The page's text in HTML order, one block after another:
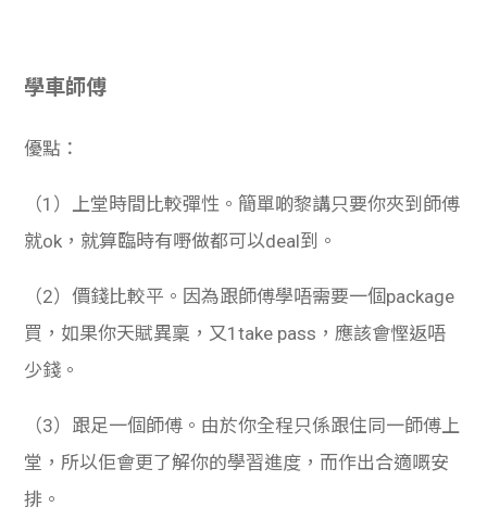
學車師傅
優點：
（1）上堂時間比較彈性。簡單啲黎講只要你夾到師傅
就ok，就算臨時有嘢做都可以deal到。
（2）價錢比較平。因為跟師傅學唔需要一個package
買，如果你天賦異稟，又1take pass，應該會慳返唔
少錢。
（3）跟足一個師傅。由於你全程只係跟住同一師傅上
堂，所以佢會更了解你的學習進度，而作出合適嘅安
排。